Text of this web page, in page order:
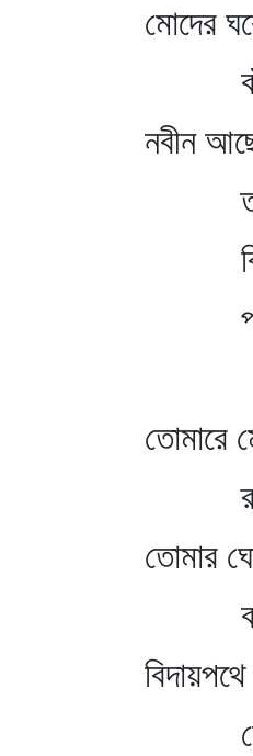
মোদের
নবীন
তরুণ
পথিক
তোমারে
তোমার